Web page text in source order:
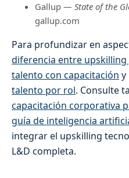
Gallup — State of the
gallup.com
Para profundizar en
diferencia entre upskilling
talento con capacitación y
talento por rol. Consulte
capacitación corporativa
guía de inteligencia
integrar el upskilling
L&D completa.